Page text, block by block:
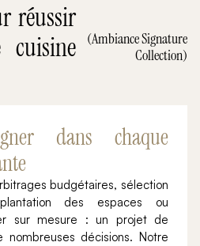
réussir
(Ambiance Signature
Collection)
dans chaque
budgétaires, sélection
des espaces ou
sur mesure : un projet de
nombreuses décisions. Notre